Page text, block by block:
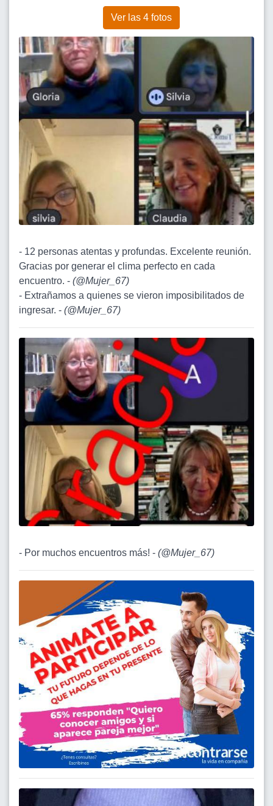
Ver las 4 fotos
- 12 personas atentas y profundas. Excelente reunión.
Gracias por generar el clima perfecto en cada
encuentro. - (@Mujer_67)
- Extrañamos a quienes se vieron imposibilitados de
ingresar. - (@Mujer_67)
- Por muchos encuentros más! - (@Mujer_67)